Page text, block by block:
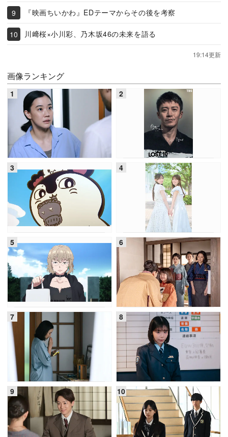
『映画ちいかわ』EDテーマからその後を考察
川﨑桜×小川彩、乃木坂46の未来を語る
19:14更新
画像ランキング